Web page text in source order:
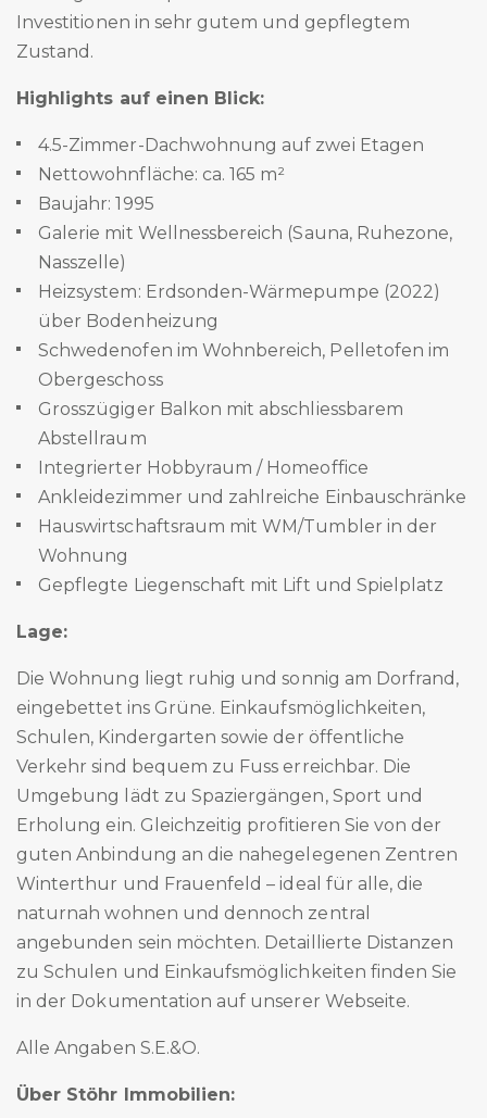
Investitionen in sehr gutem und gepflegtem
Zustand.
Highlights auf einen Blick:
4.5-Zimmer-Dachwohnung auf zwei Etagen
Nettowohnfläche: ca. 165 m²
Baujahr: 1995
Galerie mit Wellnessbereich (Sauna, Ruhezone,
Nasszelle)
Heizsystem: Erdsonden-Wärmepumpe (2022)
über Bodenheizung
Schwedenofen im Wohnbereich, Pelletofen im
Obergeschoss
Grosszügiger Balkon mit abschliessbarem
Abstellraum
Integrierter Hobbyraum / Homeoffice
Ankleidezimmer und zahlreiche Einbauschränke
Hauswirtschaftsraum mit WM/Tumbler in der
Wohnung
Gepflegte Liegenschaft mit Lift und Spielplatz
Lage:
Die Wohnung liegt ruhig und sonnig am Dorfrand,
eingebettet ins Grüne. Einkaufsmöglichkeiten,
Schulen, Kindergarten sowie der öffentliche
Verkehr sind bequem zu Fuss erreichbar. Die
Umgebung lädt zu Spaziergängen, Sport und
Erholung ein. Gleichzeitig profitieren Sie von der
guten Anbindung an die nahegelegenen Zentren
Winterthur und Frauenfeld – ideal für alle, die
naturnah wohnen und dennoch zentral
angebunden sein möchten. Detaillierte Distanzen
zu Schulen und Einkaufsmöglichkeiten finden Sie
in der Dokumentation auf unserer Webseite.
Alle Angaben S.E.&O.
Über Stöhr Immobilien: